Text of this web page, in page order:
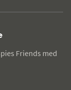
Friends med